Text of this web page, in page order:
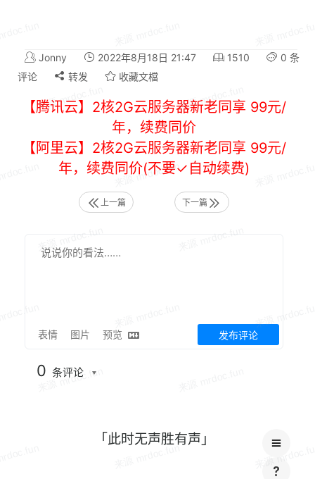
Jonny 2022年8月18日 21:47 1510
0 条
评论
转发 收藏文檔
【腾讯云】2核2G云服务器新老同享 99元/
年，续费同价
【阿里云】2核2G云服务器新老同享 99元/
年，续费同价(不要✓自动续费)
上一篇 下一篇
表情 图片 预览 发布评论
0 条评论
「此时无声胜有声」